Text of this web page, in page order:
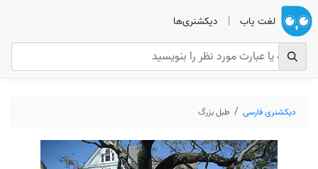
لغت یاب | دیکشنری‌ها
دیکشنری فارسی طبل بزرگ